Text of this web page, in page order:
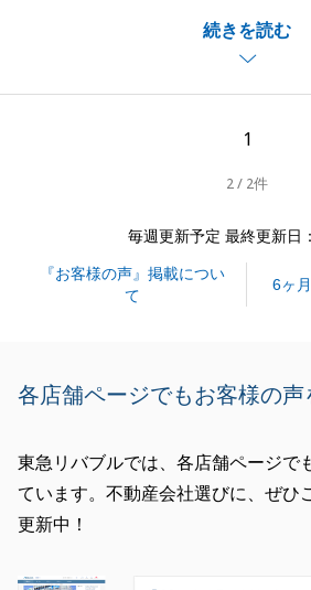
続きを読む
軽にご連絡くださいませ。
引き続き、東急リバブルをご愛顧
いいたします。
閉じる
1
2 / 2件
毎週更新予定 最終更新日
『お客様の声』掲載につい
て
6ヶ
各店舗ページでもお客様の声
東急リバブルでは、各店舗ページで
ています。不動産会社選びに、ぜひ
更新中！